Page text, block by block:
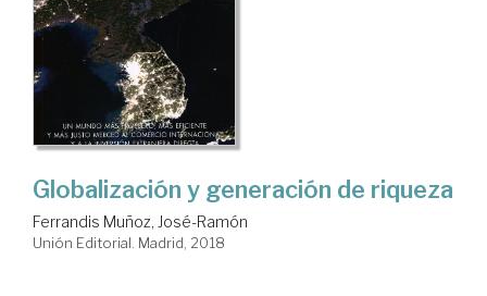
Globalización y generación de riqueza
Ferrandis Muñoz, José-Ramón
Unión Editorial. Madrid, 2018